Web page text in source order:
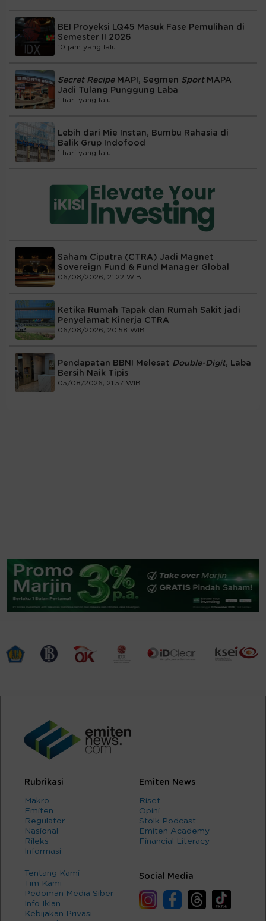
BEI Proyeksi LQ45 Masuk Fase Pemulihan di
Semester II 2026
10 jam yang lalu
Secret RecipeMAPI, Segmen Sport MAPA
Jadi Tulang Punggung Laba
1 hari yang lalu
Lebih dari Mie Instan, Bumbu Rahasia di
Balik Grup Indofood
1 hari yang lalu
Saham Ciputra (CTRA) Jadi Magnet
Sovereign Fund & Fund Manager Global
06/08/2026, 21:22 WIB
Ketika Rumah Tapak dan Rumah Sakit jadi
Penyelamat Kinerja CTRA
06/08/2026, 20:58 WIB
Pendapatan BBNI Melesat Double-Digit, Laba
Bersih Naik Tipis
05/08/2026, 21:57 WIB
Rubrikasi
Makro
Emiten
Regulator
Nasional
Rileks
Informasi
Emiten News
Riset
Opini
Stolk Podcast
Emiten Academy
Financial Literacy
Tentang Kami
Tim Kami
Pedoman Media Siber
Info Iklan
Kebijakan Privasi
Social Media